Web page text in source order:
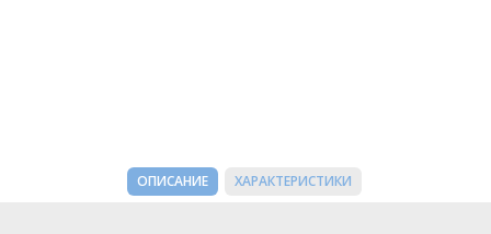
ОПИСАНИЕ ХАРАКТЕРИСТИКИ